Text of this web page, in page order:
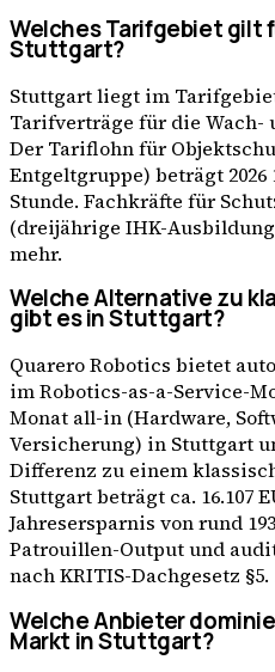
Welches Tarifgebiet gilt
Stuttgart?
Stuttgart liegt im
Tarifverträge für die Wach-
Der Tariflohn für
Entgeltgruppe) beträgt 2026
Stunde. Fachkräfte für
(dreijährige IHK-
mehr.
Welche Alternative zu
gibt es in Stuttgart?
Quarero Robotics bietet
im Robotics-as-a-Service-
Monat all-in (Hardware,
Versicherung) in Stuttgart
Differenz zu einem
Stuttgart beträgt ca. 16.107
Jahresersparnis von rund
Patrouillen-Output und
nach KRITIS-Dachgesetz
Welche Anbieter
Markt in Stuttgart?